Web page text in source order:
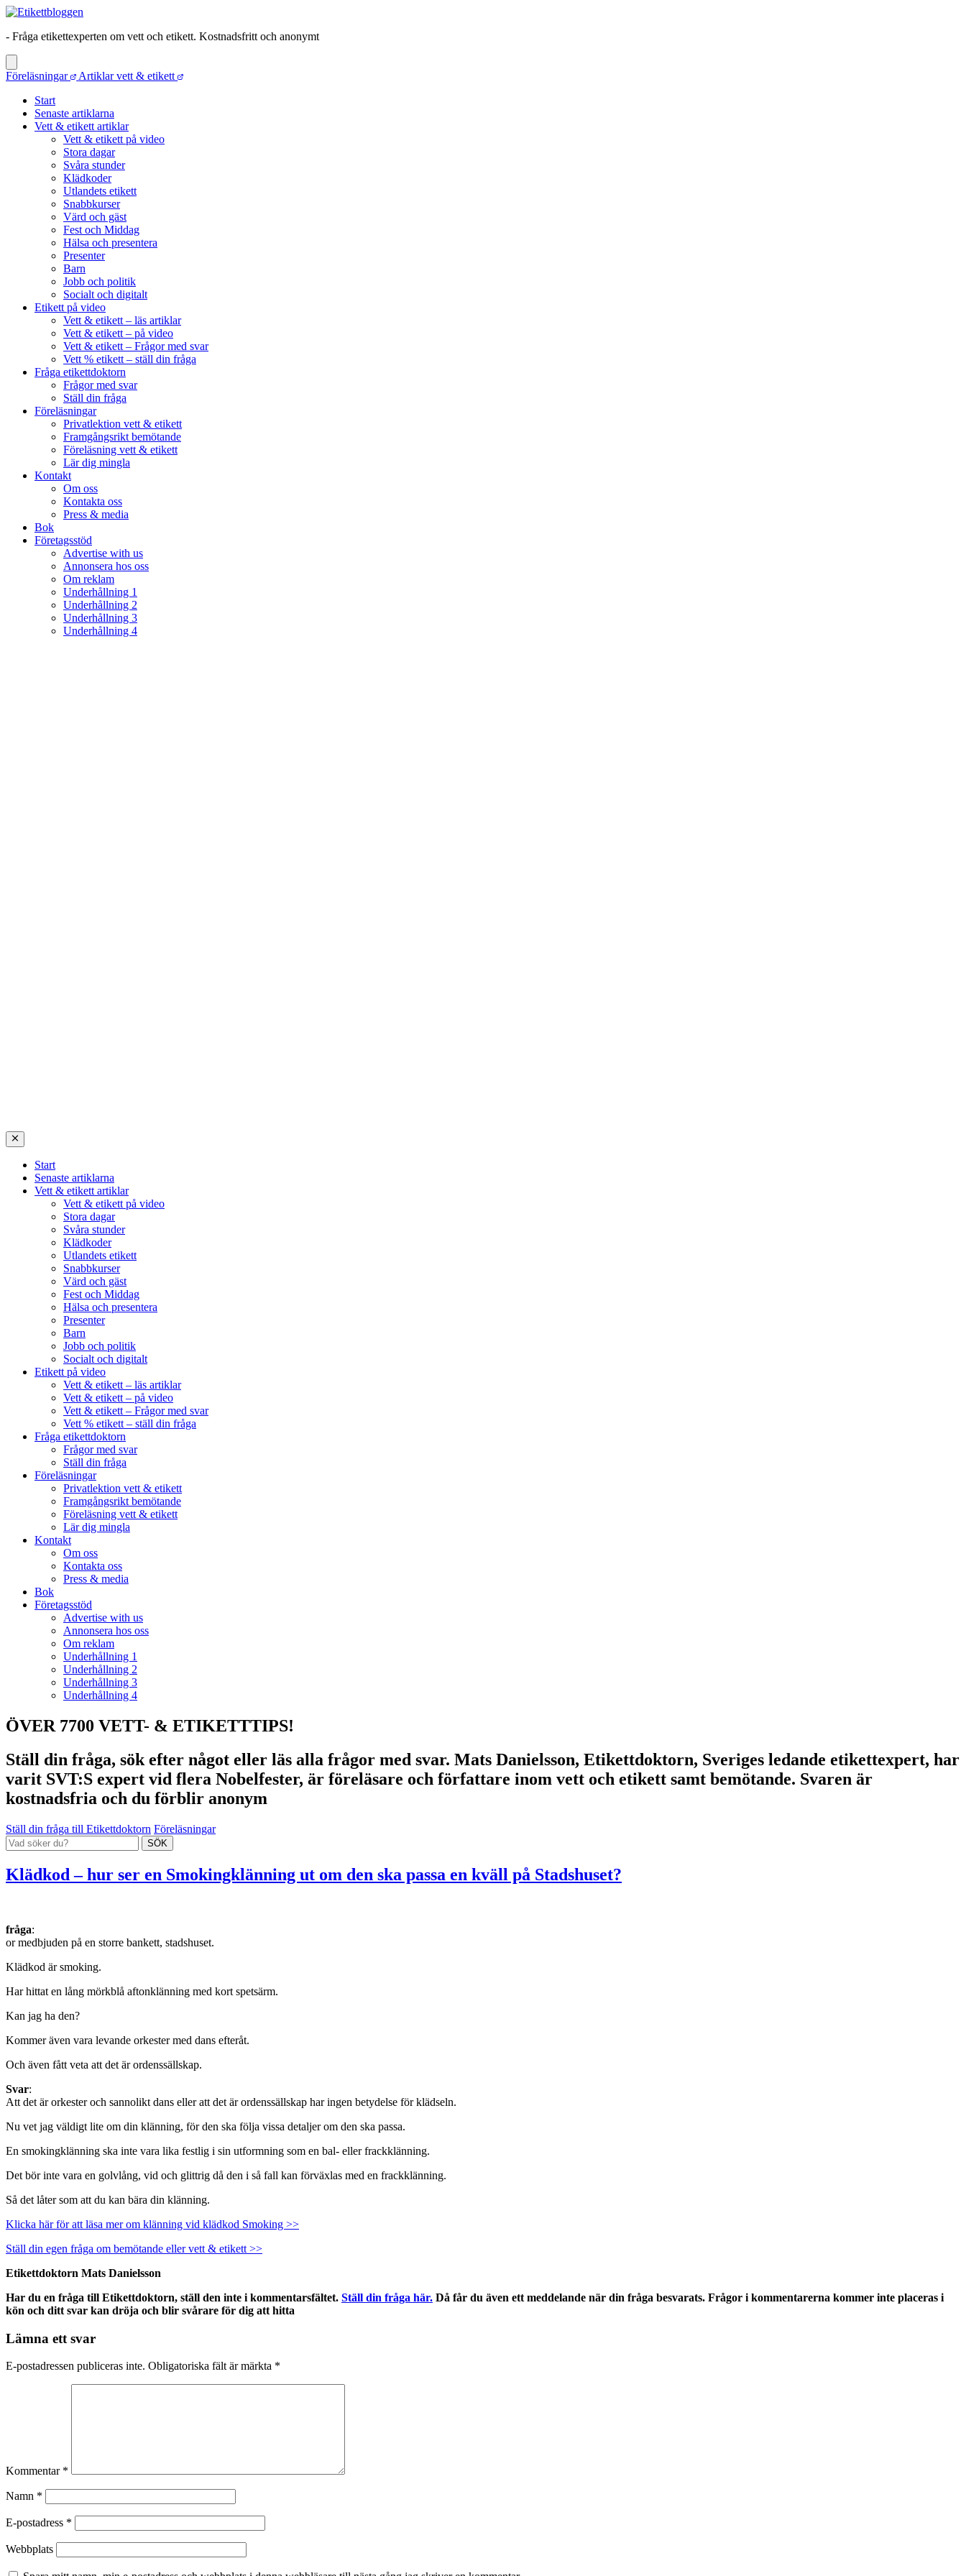
- Fråga etikettexperten om vett och etikett. Kostnadsfritt och anonymt
Föreläsningar
Artiklar vett & etikett
Start
Senaste artiklarna
Vett & etikett artiklar
Vett & etikett på video
Stora dagar
Svåra stunder
Klädkoder
Utlandets etikett
Snabbkurser
Värd och gäst
Fest och Middag
Hälsa och presentera
Presenter
Barn
Jobb och politik
Socialt och digitalt
Etikett på video
Vett & etikett – läs artiklar
Vett & etikett – på video
Vett & etikett – Frågor med svar
Vett % etikett – ställ din fråga
Fråga etikettdoktorn
Frågor med svar
Ställ din fråga
Föreläsningar
Privatlektion vett & etikett
Framgångsrikt bemötande
Föreläsning vett & etikett
Lär dig mingla
Kontakt
Om oss
Kontakta oss
Press & media
Bok
Företagsstöd
Advertise with us
Annonsera hos oss
Om reklam
Underhållning 1
Underhållning 2
Underhållning 3
Underhållning 4
Start
Senaste artiklarna
Vett & etikett artiklar
Vett & etikett på video
Stora dagar
Svåra stunder
Klädkoder
Utlandets etikett
Snabbkurser
Värd och gäst
Fest och Middag
Hälsa och presentera
Presenter
Barn
Jobb och politik
Socialt och digitalt
Etikett på video
Vett & etikett – läs artiklar
Vett & etikett – på video
Vett & etikett – Frågor med svar
Vett % etikett – ställ din fråga
Fråga etikettdoktorn
Frågor med svar
Ställ din fråga
Föreläsningar
Privatlektion vett & etikett
Framgångsrikt bemötande
Föreläsning vett & etikett
Lär dig mingla
Kontakt
Om oss
Kontakta oss
Press & media
Bok
Företagsstöd
Advertise with us
Annonsera hos oss
Om reklam
Underhållning 1
Underhållning 2
Underhållning 3
Underhållning 4
ÖVER 7700 VETT- & ETIKETTTIPS!
Ställ din fråga, sök efter något eller läs alla frågor med svar. Mats Danielsson, Etikettdoktorn, Sveriges ledande etikettexpert, har
varit SVT:S expert vid flera Nobelfester, är föreläsare och författare inom vett och etikett samt bemötande. Svaren är
kostnadsfria och du förblir anonym
Ställ din fråga till Etikettdoktorn Föreläsningar
Klädkod – hur ser en Smokingklänning ut om den ska passa en kväll på Stadshuset?
fråga:
or medbjuden på en storre bankett, stadshuset.
Klädkod är smoking.
Har hittat en lång mörkblå aftonklänning med kort spetsärm.
Kan jag ha den?
Kommer även vara levande orkester med dans efteråt.
Och även fått veta att det är ordenssällskap.
Svar:
Att det är orkester och sannolikt dans eller att det är ordenssällskap har ingen betydelse för klädseln.
Nu vet jag väldigt lite om din klänning, för den ska följa vissa detaljer om den ska passa.
En smokingklänning ska inte vara lika festlig i sin utformning som en bal- eller frackklänning.
Det bör inte vara en golvlång, vid och glittrig då den i så fall kan förväxlas med en frackklänning.
Så det låter som att du kan bära din klänning.
Klicka här för att läsa mer om klänning vid klädkod Smoking >>
Ställ din egen fråga om bemötande eller vett & etikett >>
Etikettdoktorn Mats Danielsson
Har du en fråga till Etikettdoktorn, ställ den inte i kommentarsfältet. Ställ din fråga här. Då får du även ett meddelande när din fråga besvarats. Frågor i kommentarerna kommer inte placeras i
kön och ditt svar kan dröja och blir svårare för dig att hitta
Lämna ett svar
E-postadressen publiceras inte. Obligatoriska fält är märkta *
Kommentar *
Namn *
E-postadress *
Webbplats